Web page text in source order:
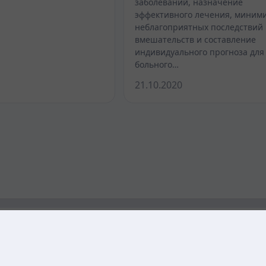
эффективного лечения,
неблагоприятных последствий
вмешательств и составление
индивидуального прогноза для
больного…
21.10.2020